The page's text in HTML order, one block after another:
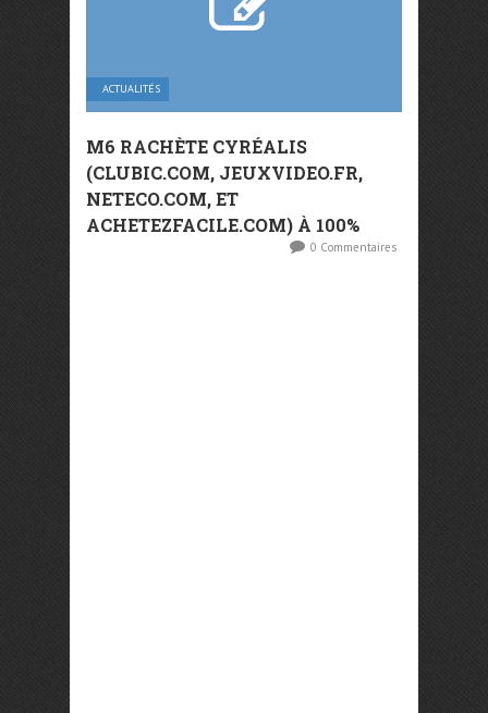
ACTUALITÉS
M6 RACHÈTE CYRÉALIS
(CLUBIC.COM, JEUXVIDEO.FR,
NETECO.COM, ET
ACHETEZFACILE.COM) À 100%
0 Commentaires